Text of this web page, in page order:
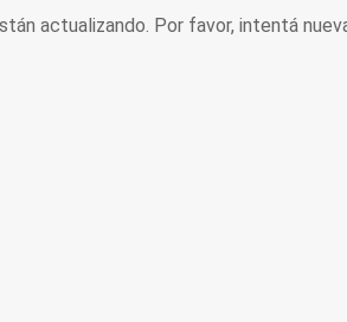
actualizando. Por favor, intentá